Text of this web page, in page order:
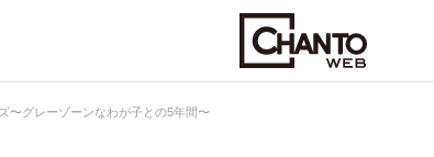
〜グレーゾーンなわが子との5年間〜